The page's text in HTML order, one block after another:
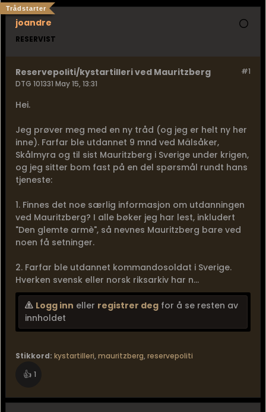
joandre
Trådstarter
RESERVIST
#1
Reservepoliti/kystartilleri ved Mauritzberg
DTG 101331 May 15, 13:31
Hei.
Jeg prøver meg med en ny tråd (og jeg er helt ny her
inne). Farfar ble utdannet 9 mnd ved Mälsåker,
Skålmyra og til sist Mauritzberg i Sverige under krigen,
og jeg sitter bom fast på en del spørsmål rundt hans
tjeneste:
1. Finnes det noe særlig informasjon om utdanningen
ved Mauritzberg? I alle bøker jeg har lest, inkludert
"Den glemte armè", så nevnes Mauritzberg bare ved
noen få setninger.
2. Farfar ble utdannet kommandosoldat i Sverige.
Hverken svensk eller norsk riksarkiv har n...
Logg inn eller registrer deg for å se resten av
innholdet
Stikkord: kystartilleri, mauritzberg, reservepoliti
👍 1